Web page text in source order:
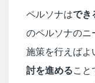
ペルソナはでき
のペルソナのニ
施策を行えばよ
討を進めること